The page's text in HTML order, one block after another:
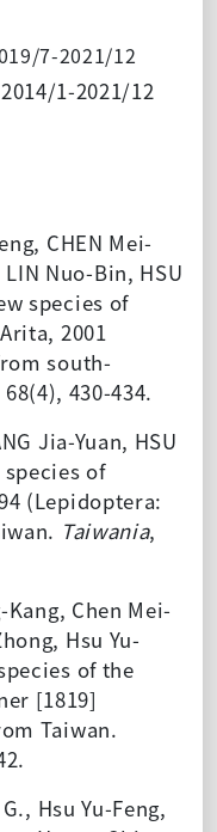
7-2021/12
1-2021/12
CHEN Mei-
Nuo-Bin, HSU
species of
2001
south-
68(4), 430-434.
Jia-Yuan, HSU
species of
(Lepidoptera:
Taiwania,
Kang, Chen Mei-
Hsu Yu-
of the
[1819]
Taiwan.
Hsu Yu-Feng,